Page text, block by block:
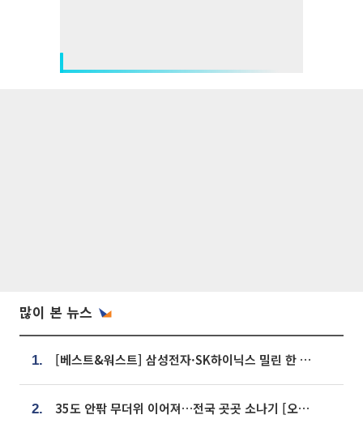
많이 본 뉴스
1. [베스트&워스트] 삼성전자·SK하이닉스 밀린 한 주…상상인증권은 85% 급등
2. 35도 안팎 무더위 이어져…전국 곳곳 소나기 [오늘 날씨]